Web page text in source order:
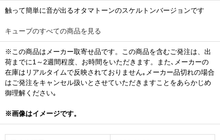
触って簡単に音が出るオタマトーンのスケルトンバージョンです
キューブのすべての商品を見る
※この商品はメーカー取寄せ品です。この商品を含むご発注は、出
荷までに1～2週間程度、お時間をいただきます。また､メーカーの
在庫はリアルタイムで反映されておりません｡メーカー品切れの場合
はご発注をキャンセル扱いとさせていただきますことをあらかじめ
御理解ください｡
※画像はイメージです。